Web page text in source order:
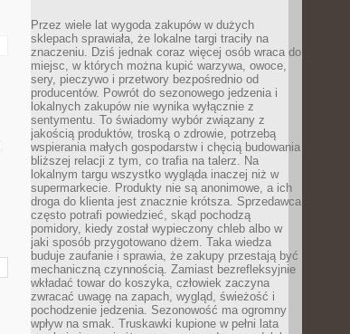
Przez wiele lat wygoda zakupów w dużych
sklepach sprawiała, że lokalne targi traciły na
znaczeniu. Dziś jednak coraz więcej osób wraca do
miejsc, w których można kupić warzywa, owoce,
sery, pieczywo i przetwory bezpośrednio od
producentów. Powrót do sezonowego jedzenia i
lokalnych zakupów nie wynika wyłącznie z
sentymentu. To świadomy wybór związany z
jakością produktów, troską o zdrowie, potrzebą
wspierania małych gospodarstw i chęcią budowania
bliższej relacji z tym, co trafia na talerz. Na
lokalnym targu wszystko wygląda inaczej niż w
supermarkecie. Produkty nie są anonimowe, a ich
droga do klienta jest znacznie krótsza. Sprzedawca
często potrafi powiedzieć, skąd pochodzą
pomidory, kiedy został wypieczony chleb albo w
jaki sposób przygotowano dżem. Taka wiedza
buduje zaufanie i sprawia, że zakupy przestają być
mechaniczną czynnością. Zamiast bezrefleksyjnie
wkładać towar do koszyka, człowiek zaczyna
zwracać uwagę na zapach, wygląd, świeżość i
pochodzenie jedzenia. Sezonowość ma ogromny
wpływ na smak. Truskawki kupione w pełni lata